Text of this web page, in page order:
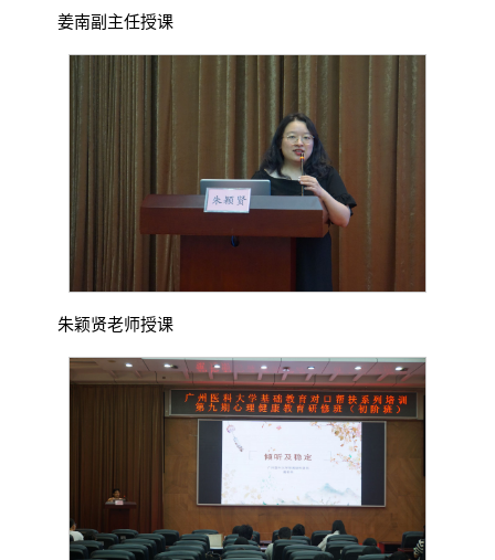
姜南副主任授课
朱颖贤老师授课